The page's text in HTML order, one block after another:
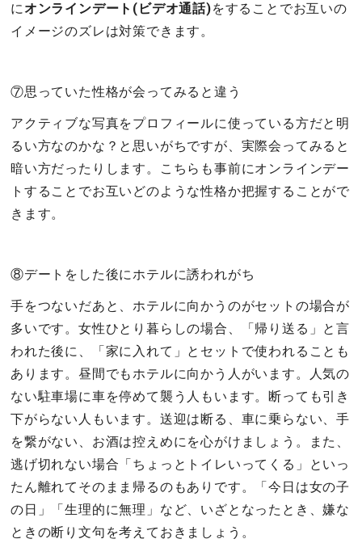
にオンラインデート(ビデオ通話)をすることでお互いの
イメージのズレは対策できます。
⑦思っていた性格が会ってみると違う
アクティブな写真をプロフィールに使っている方だと明
るい方なのかな？と思いがちですが、実際会ってみると
暗い方だったりします。こちらも事前にオンラインデー
トすることでお互いどのような性格か把握することがで
きます。
⑧デートをした後にホテルに誘われがち
手をつないだあと、ホテルに向かうのがセットの場合が
多いです。女性ひとり暮らしの場合、「帰り送る」と言
われた後に、「家に入れて」とセットで使われることも
あります。昼間でもホテルに向かう人がいます。人気の
ない駐車場に車を停めて襲う人もいます。断っても引き
下がらない人もいます。送迎は断る、車に乗らない、手
を繋がない、お酒は控えめにを心がけましょう。また、
逃げ切れない場合「ちょっとトイレいってくる」といっ
たん離れてそのまま帰るのもありです。「今日は女の子
の日」「生理的に無理」など、いざとなったとき、嫌な
ときの断り文句を考えておきましょう。